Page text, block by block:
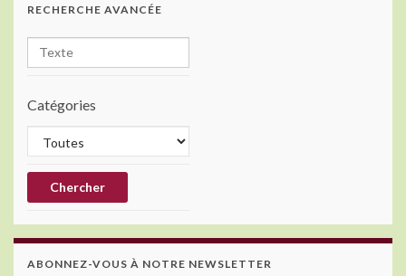
RECHERCHE AVANCÉE
Catégories
ABONNEZ-VOUS À NOTRE NEWSLETTER